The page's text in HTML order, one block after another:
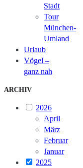
Stadt
Tour
München-
Umland
Urlaub
Vögel –
ganz nah
ARCHIV
2026
April
März
Februar
Januar
2025